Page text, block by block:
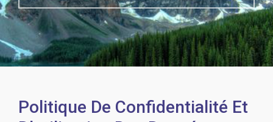
Politique De Confidentialité Et